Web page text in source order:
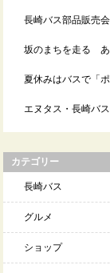
長崎バス部品販売
坂のまちを走る あ
夏休みはバスで「
エヌタス・長崎バ
カテゴリー
長崎バス
グルメ
ショップ